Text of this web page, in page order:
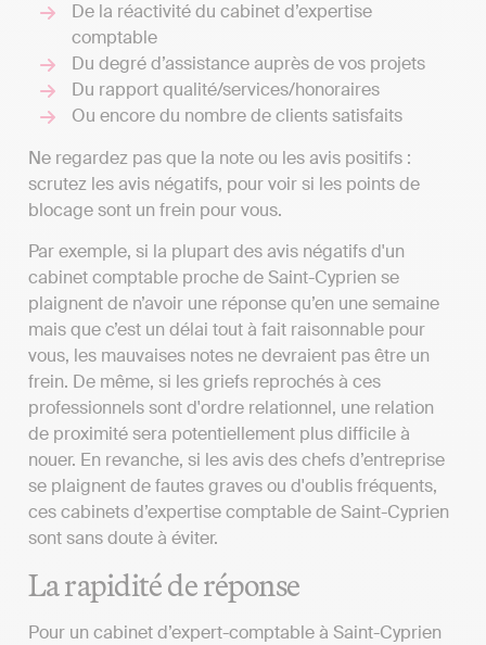
De la réactivité du cabinet d’expertise
comptable
Du degré d’assistance auprès de vos projets
Du rapport qualité/services/honoraires
Ou encore du nombre de clients satisfaits
Ne regardez pas que la note ou les avis positifs :
scrutez les avis négatifs, pour voir si les points de
blocage sont un frein pour vous.
Par exemple, si la plupart des avis négatifs d'un
cabinet comptable proche de Saint-Cyprien se
plaignent de n’avoir une réponse qu’en une semaine
mais que c’est un délai tout à fait raisonnable pour
vous, les mauvaises notes ne devraient pas être un
frein. De même, si les griefs reprochés à ces
professionnels sont d'ordre relationnel, une relation
de proximité sera potentiellement plus difficile à
nouer. En revanche, si les avis des chefs d’entreprise
se plaignent de fautes graves ou d'oublis fréquents,
ces cabinets d’expertise comptable de Saint-Cyprien
sont sans doute à éviter.
La rapidité de réponse
Pour un cabinet d’expert-comptable à Saint-Cyprien